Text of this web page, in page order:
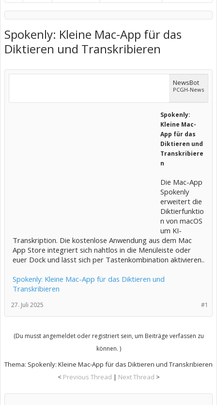
Spokenly: Kleine Mac-App für das
Diktieren und Transkribieren
NewsBot
PCGH-News
Spokenly:
Kleine Mac-
App für das
Diktieren und
Transkribiere
n
Die Mac-App
Spokenly
erweitert die
Diktierfunktio
n von macOS
um KI-
Transkription. Die kostenlose Anwendung aus dem Mac
App Store integriert sich nahtlos in die Menüleiste oder
euer Dock und lässt sich per Tastenkombination aktivieren..
Spokenly: Kleine Mac-App für das Diktieren und
Transkribieren
#1
27. Juli 2025
(Du musst angemeldet oder registriert sein, um Beiträge verfassen zu
können. )
Thema: Spokenly: Kleine Mac-App für das Diktieren und Transkribieren
< Previous Thread | Next Thread >